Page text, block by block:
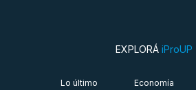
EXPLORÁ iProUP
Lo último
Economía